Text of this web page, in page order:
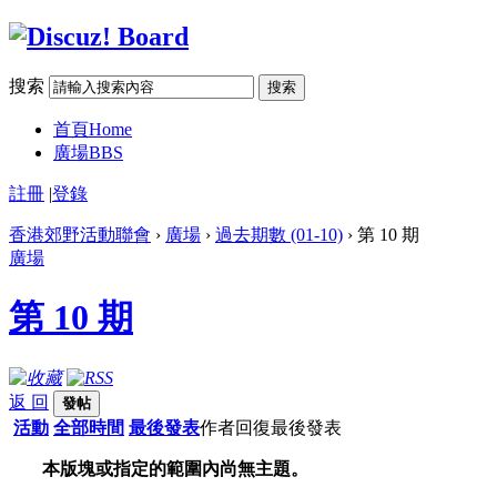
搜索 搜索
首頁Home
廣場BBS
註冊 |登錄
香港郊野活動聯會 › 廣場 › 過去期數 (01-10) › 第 10 期
廣場
第 10 期
返 回 發帖
活動 全部時間 最後發表作者回復最後發表
本版塊或指定的範圍內尚無主題。